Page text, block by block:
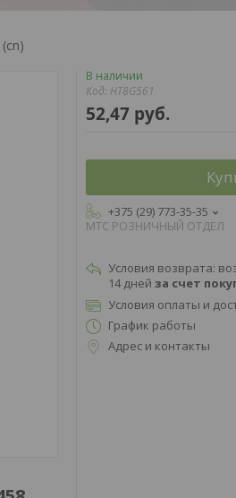
В наличии
Код: HT8G561
52,47 руб.
+375 (29) 773-35-35
МТС РОЗНИЧНЫЙ ОТДЕЛ
14 дней за счет
Условия оплаты и
График работы
Адрес и контакты